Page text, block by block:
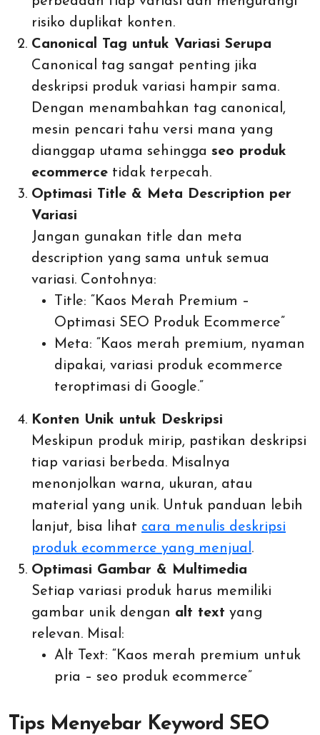
risiko duplikat konten.
Canonical Tag untuk Variasi Serupa
Canonical tag sangat penting jika
deskripsi produk variasi hampir sama.
Dengan menambahkan tag canonical,
mesin pencari tahu versi mana yang
dianggap utama sehingga seo produk
ecommerce tidak terpecah.
Optimasi Title & Meta Description per
Variasi
Jangan gunakan title dan meta
description yang sama untuk semua
variasi. Contohnya:
Title: “Kaos Merah Premium –
Optimasi SEO Produk Ecommerce”
Meta: “Kaos merah premium, nyaman
dipakai, variasi produk ecommerce
teroptimasi di Google.”
Konten Unik untuk Deskripsi
Meskipun produk mirip, pastikan deskripsi
tiap variasi berbeda. Misalnya
menonjolkan warna, ukuran, atau
material yang unik. Untuk panduan lebih
lanjut, bisa lihat cara menulis deskripsi
produk ecommerce yang menjual.
Optimasi Gambar & Multimedia
Setiap variasi produk harus memiliki
gambar unik dengan alt text yang
relevan. Misal:
Alt Text: “Kaos merah premium untuk
pria – seo produk ecommerce”
Tips Menyebar Keyword SEO